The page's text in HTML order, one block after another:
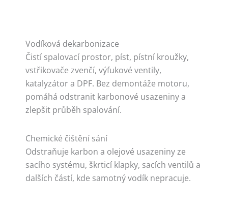
Vodíková dekarbonizace
Čistí spalovací prostor, píst, pístní kroužky,
vstřikovače zvenčí, výfukové ventily,
katalyzátor a DPF. Bez demontáže motoru,
pomáhá odstranit karbonové usazeniny a
zlepšit průběh spalování.
Chemické čištění sání
Odstraňuje karbon a olejové usazeniny ze
sacího systému, škrticí klapky, sacích ventilů a
dalších částí, kde samotný vodík nepracuje.